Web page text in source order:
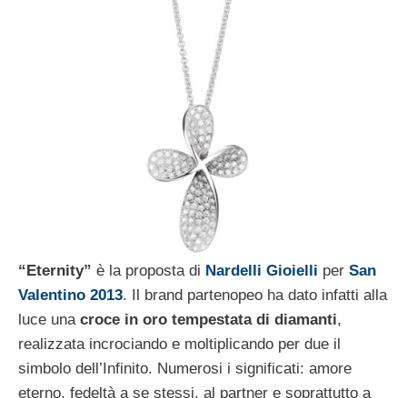
“Eternity” è la proposta di Nardelli Gioielli per San
Valentino 2013. Il brand partenopeo ha dato infatti alla
luce una croce in oro tempestata di diamanti,
realizzata incrociando e moltiplicando per due il
simbolo dell’Infinito. Numerosi i significati: amore
eterno, fedeltà a se stessi, al partner e soprattutto a